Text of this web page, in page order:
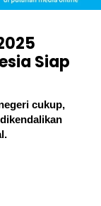
Siap
cukup,